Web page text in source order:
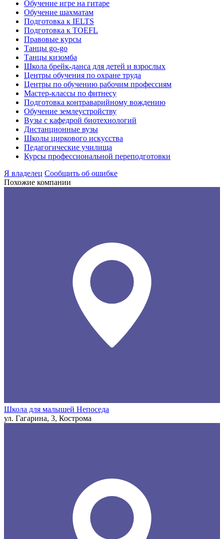
Обучение игре на гитаре
Обучение шахматам
Подготовка к IELTS
Подготовка к TOEFL
Правовые курсы
Танцы go-go
Танцы кизомба
Школа брейк-данса для детей и взрослых
Центры обучения по охране труда
Центры по обучению рабочим профессиям
Мастер-классы по фитнесу
Подготовка контраварийному вождению
Обучение землеустройству
Вузы с кафедрой биотехнологий
Дистанционные вузы
Школы циркового искусства
Педагогические училища
Курсы профессиональной переподготовки
Я владелец Сообщить об ошибке
Похожие компании
Школа для малышей Непоседа
ул. Гагарина, 3, Кострома